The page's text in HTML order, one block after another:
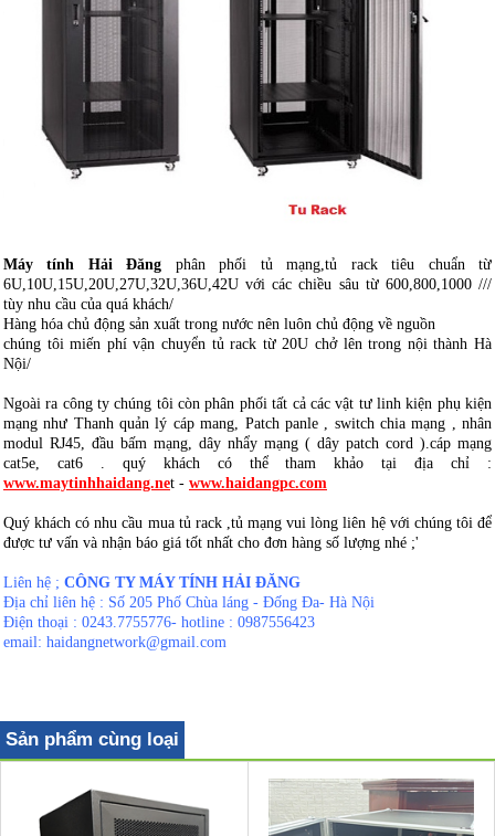
Máy tính Hải Đăng phân phối tủ mạng,tủ rack tiêu chuẩn từ
6U,10U,15U,20U,27U,32U,36U,42U với các chiều sâu từ 600,800,1000 ///
tùy nhu cầu của quá khách/
Hàng hóa chủ động sản xuất trong nước nên luôn chủ động về nguồn
chúng tôi miến phí vận chuyển tủ rack từ 20U chở lên trong nội thành Hà
Nội/
Ngoài ra công ty chúng tôi còn phân phối tất cả các vật tư linh kiện phụ kiện
mạng như Thanh quản lý cáp mang, Patch panle , switch chia mạng , nhân
modul RJ45, đầu bấm mạng, dây nhẩy mạng ( dây patch cord ).cáp mạng
cat5e, cat6 . quý khách có thể tham khảo tại địa chỉ :
www.maytinhhaidang.net - www.haidangpc.com
Quý khách có nhu cầu mua tủ rack ,tủ mạng vui lòng liên hệ với chúng tôi để
được tư vấn và nhận báo giá tốt nhất cho đơn hàng số lượng nhé ;'
Liên hệ ; CÔNG TY MÁY TÍNH HẢI ĐĂNG
Địa chỉ liên hệ : Số 205 Phố Chùa láng - Đống Đa- Hà Nội
Điện thoại : 0243.7755776- hotline : 0987556423
email: haidangnetwork@gmail.com
Sản phẩm cùng loại